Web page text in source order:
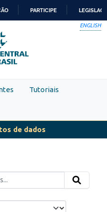
PARTICIPE
ENGLISH
Tutoriais
de dados